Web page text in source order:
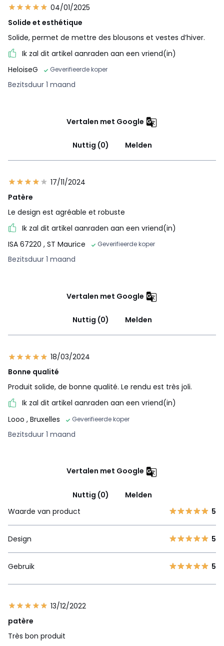
04/01/2025
Solide et esthétique
Solide, permet de mettre des blousons et vestes d’hiver.
Ik zal dit artikel aanraden aan een vriend(in)
HeloiseG
Geverifieerde koper
Bezitsduur 1 maand
Vertalen met Google
Nuttig (0) Melden
17/11/2024
Patère
Le design est agréable et robuste
Ik zal dit artikel aanraden aan een vriend(in)
ISA 67220 , ST Maurice Geverifieerde koper
Bezitsduur 1 maand
Vertalen met Google
Nuttig (0) Melden
18/03/2024
Bonne qualité
Produit solide, de bonne qualité. Le rendu est très joli.
Ik zal dit artikel aanraden aan een vriend(in)
Looo , Bruxelles Geverifieerde koper
Bezitsduur 1 maand
Vertalen met Google
Nuttig (0)
Melden
Waarde van product
5
Design 5
Gebruik 5
13/12/2022
patère
Très bon produit